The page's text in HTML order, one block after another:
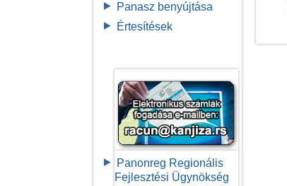
Panasz benyújtása
Értesítések
Panonreg Regionális
Fejlesztési Ügynökség